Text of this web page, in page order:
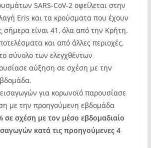
SARS-CoV-2 οφείλεται στην
Eris και τα κρούσματα που έχουν
σήμερα είναι 41, όλα από την Κρήτη.
και από άλλες περιοχές.
σύνολο των ελεγχθέντων
αύξηση σε σχέση με την
για κορωνοϊό παρουσίασε
με την προηγούμενη εβδομάδα
σε σχέση με τον μέσο εβδομαδιαίο
κατά τις προηγούμενες 4